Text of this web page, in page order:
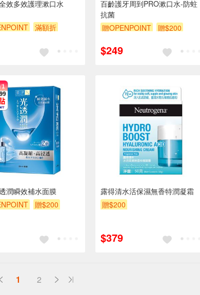
效多效護理漱口水
滿額折
百齡護牙周到PRO漱口水-防蛀
抗菌
贈OPENPOINT
贈$200
$249
潤瞬效補水面膜
贈$200
露得清水活保濕無香特潤凝霜
贈$200
$379
1 2